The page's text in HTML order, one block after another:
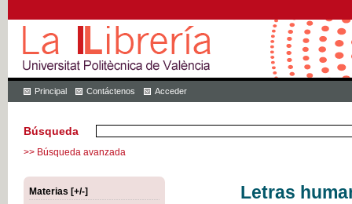
Principal Contáctenos Acceder
Búsqueda
>> Búsqueda avanzada
Materias [+/-]
Letras